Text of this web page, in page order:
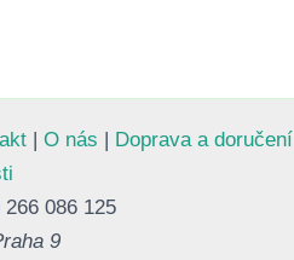
| O nás | Doprava a doručení
086 125
9